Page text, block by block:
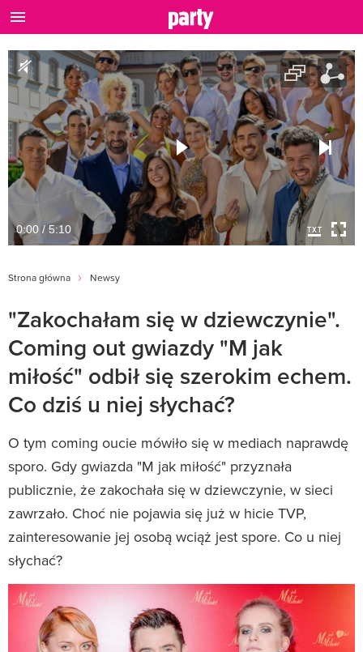
0:00 / 5:10
Strona główna Newsy
"Zakochałam się w dziewczynie".
Coming out gwiazdy "M jak
miłość" odbił się szerokim echem.
Co dziś u niej słychać?
O tym coming oucie mówiło się w mediach naprawdę
sporo. Gdy gwiazda "M jak miłość" przyznała
publicznie, że zakochała się w dziewczynie, w sieci
zawrzało. Choć nie pojawia się już w hicie TVP,
zainteresowanie jej osobą wciąż jest spore. Co u niej
słychać?